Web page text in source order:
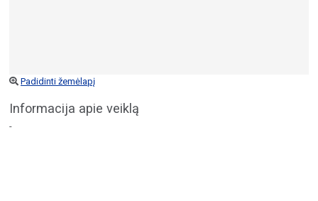
Padidinti žemėlapį
Informacija apie veiklą
-